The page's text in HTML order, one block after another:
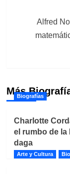
Alfred
MásBiografías
Charlotte
el rumbo de
daga
Arte y Cultura